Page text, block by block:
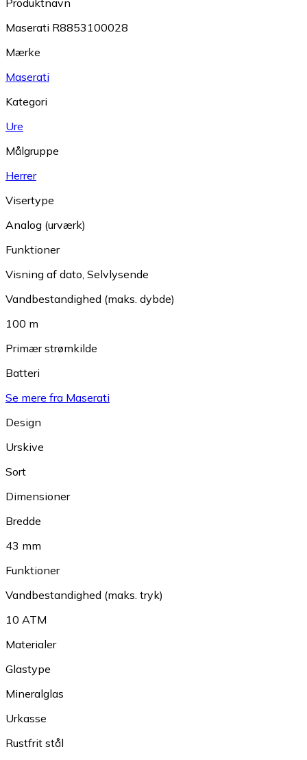
Produktnavn
Maserati R8853100028
Mærke
Maserati
Kategori
Ure
Målgruppe
Herrer
Visertype
Analog (urværk)
Funktioner
Visning af dato, Selvlysende
Vandbestandighed (maks. dybde)
100 m
Primær strømkilde
Batteri
Se mere fra Maserati
Design
Urskive
Sort
Dimensioner
Bredde
43 mm
Funktioner
Vandbestandighed (maks. tryk)
10 ATM
Materialer
Glastype
Mineralglas
Urkasse
Rustfrit stål